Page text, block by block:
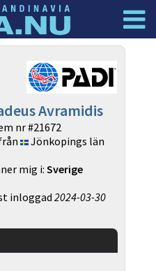
Logga in
Avramidis
nr #21672
Jönkopings län
mig i:Sverige
inloggad2024-03-30